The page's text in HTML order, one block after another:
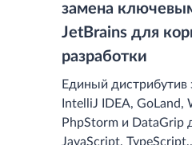
замена
JetBrains для
разработки
Единый дистрибутив
IntelliJ IDEA, GoLand,
PhpStorm и DataGrip
JavaScript,